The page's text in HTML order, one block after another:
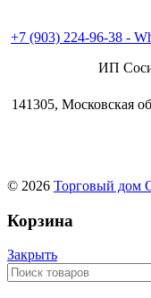
+7 (903) 224-96-38 -
ИП
141305, Московская
© 2026 Торговый дом
Корзина
Закрыть